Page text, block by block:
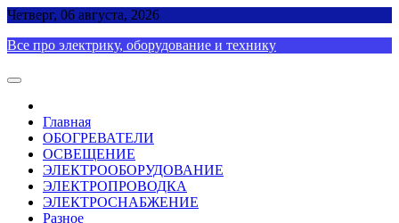
Skip
content
Четверг, 06 августа, 2026
Все про электрику, оборудование и технику
Главная
ОБОГРЕВАТЕЛИ
ОСВЕЩЕНИЕ
ЭЛЕКТРООБОРУДОВАНИЕ
ЭЛЕКТРОПРОВОДКА
ЭЛЕКТРОСНАБЖЕНИЕ
Разное